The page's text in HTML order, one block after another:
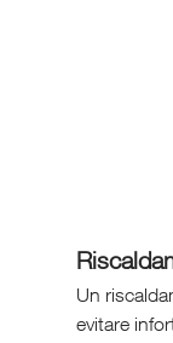
Un
evitare